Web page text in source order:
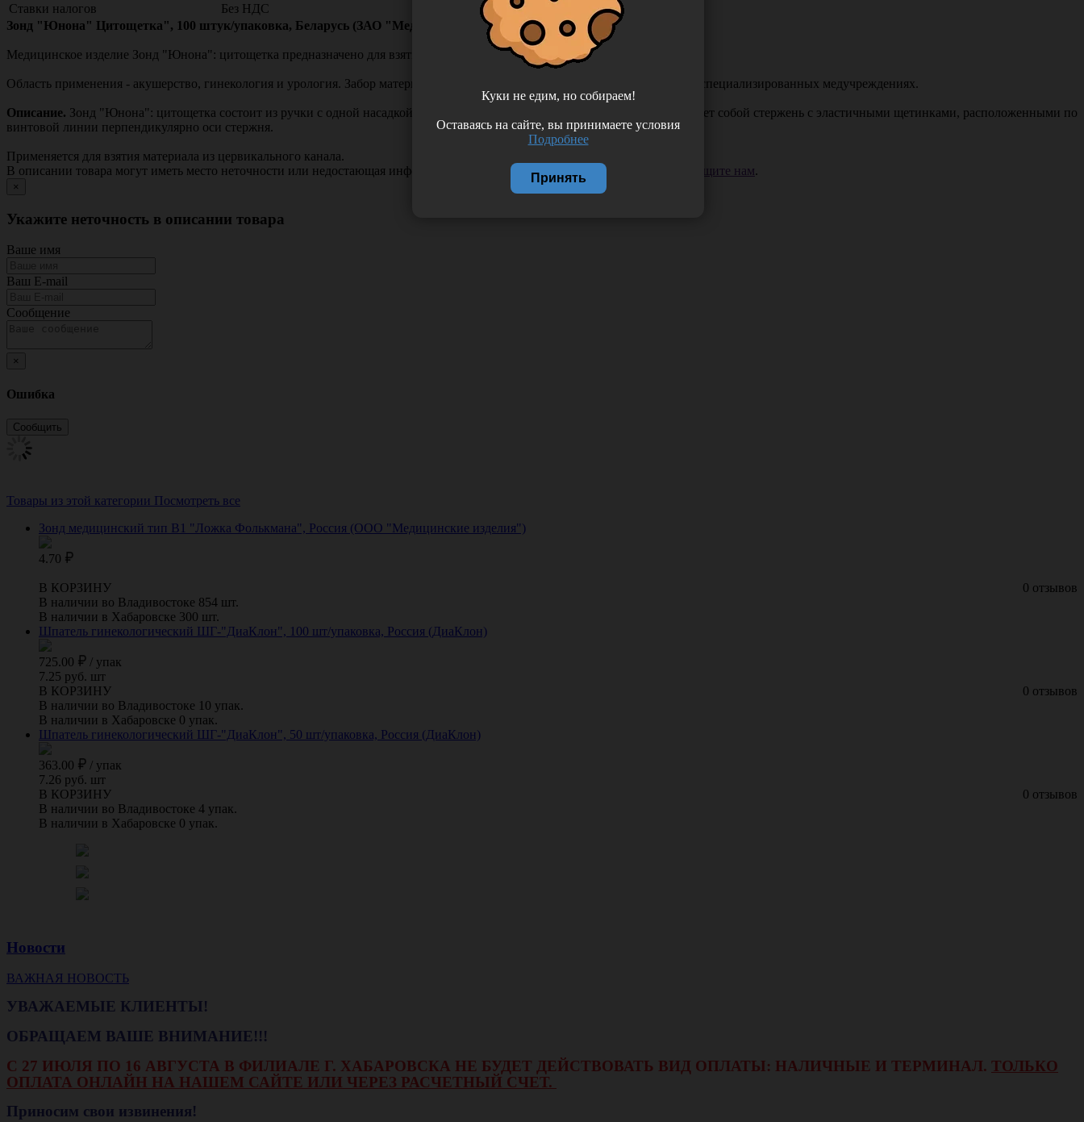
Ставки налогов
Без НДС
Зонд "Юнона" Цитощетка", 100 штук/упаковка, Беларусь (ЗАО "Медицинское предпирятие Симург")
Медицинское изделие Зонд "Юнона": цитощетка предназначено для взятия бактериологических и цитологических анализов.
Область применения - акушерство, гинекология и урология. Забор материала зондами производится врачом специалистом в специализированных медучреждениях.
Описание. Зонд "Юнона": цитощетка состоит из ручки с одной насадкой - цитощетка (рабочая часть). Цитощетка представляет собой стержень с эластичными щетинками, расположенными по
винтовой линии перпендикулярно оси стержня.
Применяется для взятия материала из цервикального канала.
В описании товара могут иметь место неточности или недостающая информация. Если вы заметили такую проблему —
сообщите нам.
×
Укажите неточность в описании товара
Ваше имя
Ваш E-mail
Сообщение
×
Ошибка
Товары из этой категории Посмотреть все
Зонд медицинский тип B1 "Ложка Фолькмана", Россия (ООО "Медицинские изделия")
4.70
0 отзывов
В КОРЗИНУ
В наличии во Владивостоке 854 шт.
В наличии в Хабаровске 300 шт.
Шпатель гинекологический ШГ-"ДиаКлон", 100 шт/упаковка, Россия (ДиаКлон)
725.00 / упак
7.25 руб. шт
0 отзывов
В КОРЗИНУ
В наличии во Владивостоке 10 упак.
В наличии в Хабаровске 0 упак.
Шпатель гинекологический ШГ-"ДиаКлон", 50 шт/упаковка, Россия (ДиаКлон)
363.00 / упак
7.26 руб. шт
0 отзывов
В КОРЗИНУ
В наличии во Владивостоке 4 упак.
В наличии в Хабаровске 0 упак.
Новости
ВАЖНАЯ НОВОСТЬ
УВАЖАЕМЫЕ КЛИЕНТЫ!
ОБРАЩАЕМ ВАШЕ ВНИМАНИЕ!!!
С 27 ИЮЛЯ ПО 16 АВГУСТА В ФИЛИАЛЕ Г. ХАБАРОВСКА НЕ БУДЕТ ДЕЙСТВОВАТЬ ВИД ОПЛАТЫ: НАЛИЧНЫЕ И ТЕРМИНАЛ. ТОЛЬКО
ОПЛАТА ОНЛАЙН НА НАШЕМ САЙТЕ ИЛИ ЧЕРЕЗ РАСЧЕТНЫЙ СЧЕТ.
Приносим свои извинения!
Куки не едим, но собираем!
Оставаясь на сайте, вы принимаете условия
Подробнее
Принять